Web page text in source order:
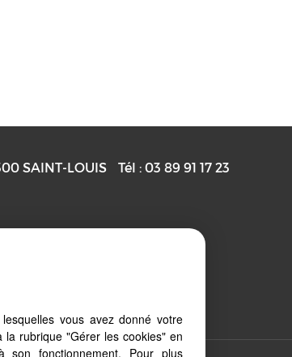
SAINT-LOUIS Tél :03 89 91 17 23
vous avez donné votre
rubrique "Gérer les cookies" en
fonctionnement. Pour plus